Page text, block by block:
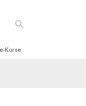
Kurse